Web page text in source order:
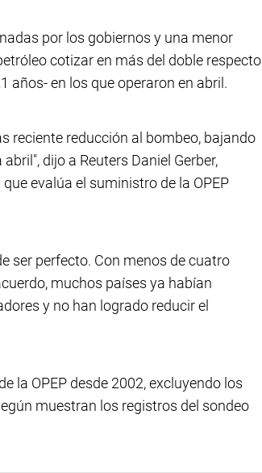
por los gobiernos y una menor
cotizar en más del doble respecto
años- en los que operaron en abril.
reciente reducción al bombeo, bajando
dijo a Reuters Daniel Gerber,
evalúa el suministro de la OPEP
ser perfecto. Con menos de cuatro
muchos países ya habían
y no han logrado reducir el
la OPEP desde 2002, excluyendo los
muestran los registros del sondeo